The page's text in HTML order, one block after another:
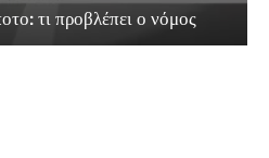
τι προβλέπει ο νόμος